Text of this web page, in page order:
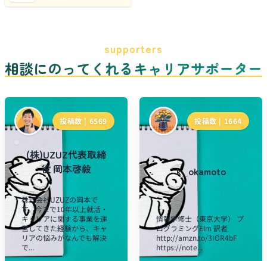
supporters
相談にのってくれるキャリアサポーター
投稿数 | 6569
(株)UZUZ代表取締
役 岡本啓毅
株式会社UZUZの岡本で
す。今まで10年以上就活・
キャリアに関する事業を運
営してきた経験から、キャ
リアの悩みがなんでも解決
で...
投稿数 | 1664
k_okamoto
情報学修士（東京大学） プ
ログラミングElm 訳者
http://amzn.to/3IOR4bF
https://note...